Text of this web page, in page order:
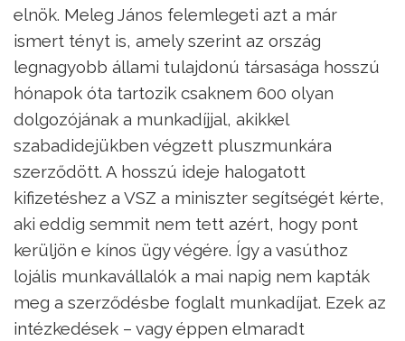
elnök. Meleg János felemlegeti azt a már
ismert tényt is, amely szerint az ország
legnagyobb állami tulajdonú társasága hosszú
hónapok óta tartozik csaknem 600 olyan
dolgozójának a munkadíjjal, akikkel
szabadidejükben végzett pluszmunkára
szerződött. A hosszú ideje halogatott
kifizetéshez a VSZ a miniszter segítségét kérte,
aki eddig semmit nem tett azért, hogy pont
kerüljön e kínos ügy végére. Így a vasúthoz
lojális munkavállalók a mai napig nem kapták
meg a szerződésbe foglalt munkadíjat. Ezek az
intézkedések – vagy éppen elmaradt